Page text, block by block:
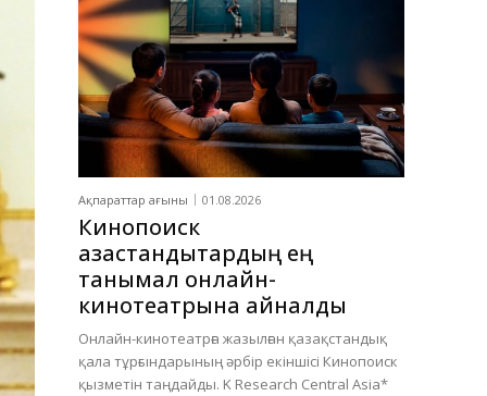
Ақпараттар ағыны 01.08.2026
Кинопоиск
қазақстандықтардың ең
танымал онлайн-
кинотеатрына айналды
Онлайн-кинотеатрға жазылған қазақстандық
қала тұрғындарының әрбір екіншісі Кинопоиск
қызметін таңдайды. K Research Central Asia*